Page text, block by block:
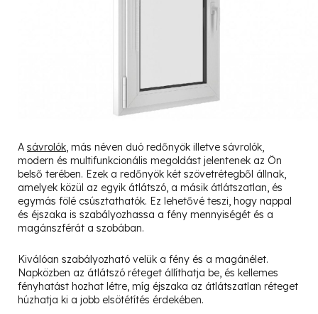
A sávrolók, más néven duó redőnyök illetve sávrolók,
modern és multifunkcionális megoldást jelentenek az Ön
belső terében. Ezek a redőnyök két szövetrétegből állnak,
amelyek közül az egyik átlátszó, a másik átlátszatlan, és
egymás fölé csúsztathatók. Ez lehetővé teszi, hogy nappal
és éjszaka is szabályozhassa a fény mennyiségét és a
magánszférát a szobában.
Kiválóan szabályozható velük a fény és a magánélet.
Napközben az átlátszó réteget állíthatja be, és kellemes
fényhatást hozhat létre, míg éjszaka az átlátszatlan réteget
húzhatja ki a jobb elsötétítés érdekében.